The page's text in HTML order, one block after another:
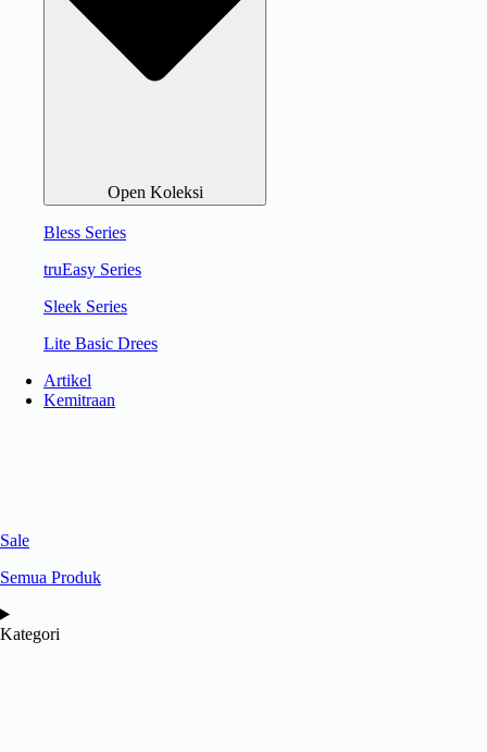
Open Koleksi
Bless Series
truEasy Series
Sleek Series
Lite Basic Drees
Artikel
Kemitraan
Sale
Semua Produk
Kategori